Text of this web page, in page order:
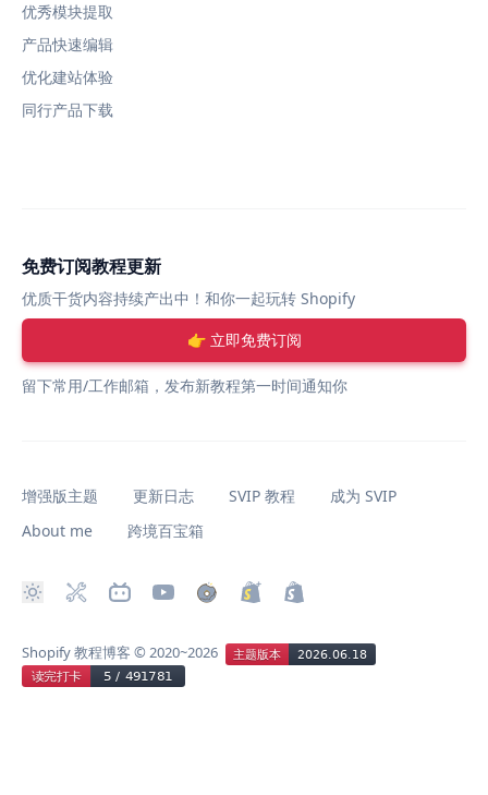
优秀模块提取
产品快速编辑
优化建站体验
同行产品下载
免费订阅教程更新
优质干货内容持续产出中！和你一起玩转 Shopify
👉 立即免费订阅
留下常用/工作邮箱，发布新教程第一时间通知你
增强版主题 更新日志 SVIP 教程
成为 SVIP
About me
跨境百宝箱
Shopify 教程博客 © 2020~2026